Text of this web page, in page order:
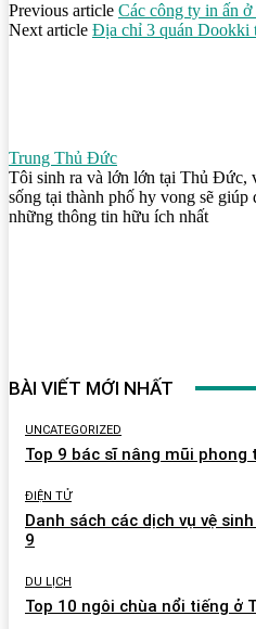
Previous article Các công ty in ấn
Next article Địa chỉ 3 quán Dookki
Trung Thủ Đức
Tôi sinh ra và lớn lớn tại Thủ Đức,
sống tại thành phố hy vong sẽ
những thông tin hữu ích nhất
BÀI VIẾT MỚI NHẤT
UNCATEGORIZED
Top 9 bác sĩ nâng mũi phong
ĐIỆN TỬ
Danh sách các dịch vụ vệ
9
DU LỊCH
Top 10 ngôi chùa nổi tiếng ở